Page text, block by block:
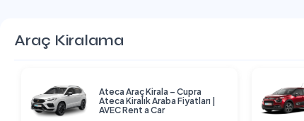
Araç Kiralama
Ateca Araç Kirala – Cupra
Ateca Kiralık Araba Fiyatları |
AVEC Rent a Car